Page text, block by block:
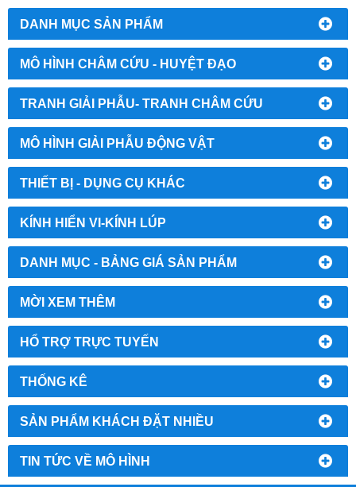
DANH MỤC SẢN PHẨM
MÔ HÌNH CHÂM CỨU - HUYỆT ĐẠO
TRANH GIẢI PHẪU- TRANH CHÂM CỨU
MÔ HÌNH GIẢI PHẪU ĐỘNG VẬT
THIẾT BỊ - DỤNG CỤ KHÁC
KÍNH HIỂN VI-KÍNH LÚP
DANH MỤC - BẢNG GIÁ SẢN PHẨM
MỜI XEM THÊM
HỔ TRỢ TRỰC TUYẾN
THỐNG KÊ
SẢN PHẨM KHÁCH ĐẶT NHIỀU
TIN TỨC VỀ MÔ HÌNH